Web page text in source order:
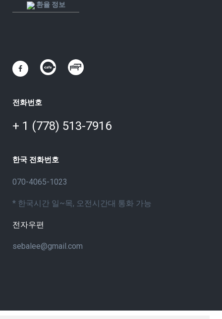
환율 정보
전화번호
+ 1 (778) 513-7916
한국 전화번호
070-4065-1023
* 한국시간 일~목, 오전시간대 통화 가능
전자우편
sebalee@gmail.com